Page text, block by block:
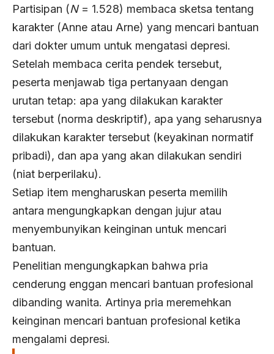
Partisipan (N= 1.528) membaca sketsa tentang
karakter (Anne atau Arne) yang mencari bantuan
dari dokter umum untuk mengatasi depresi.
Setelah membaca cerita pendek tersebut,
peserta menjawab tiga pertanyaan dengan
urutan tetap: apa yang dilakukan karakter
tersebut (norma deskriptif), apa yang seharusnya
dilakukan karakter tersebut (keyakinan normatif
pribadi), dan apa yang akan dilakukan sendiri
(niat berperilaku).
Setiap item mengharuskan peserta memilih
antara mengungkapkan dengan jujur ​​atau
menyembunyikan keinginan untuk mencari
bantuan.
Penelitian mengungkapkan bahwa pria
cenderung enggan mencari bantuan profesional
dibanding wanita. Artinya pria meremehkan
keinginan mencari bantuan profesional ketika
mengalami depresi.